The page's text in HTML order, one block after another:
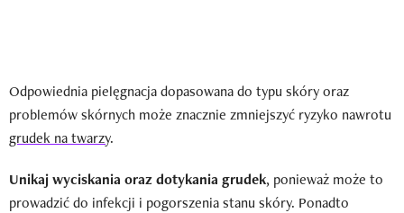
Odpowiednia pielęgnacja dopasowana do typu skóry oraz
problemów skórnych może znacznie zmniejszyć ryzyko nawrotu
grudek na twarzy.
Unikaj wyciskania oraz dotykania grudek, ponieważ może to
prowadzić do infekcji i pogorszenia stanu skóry. Ponadto